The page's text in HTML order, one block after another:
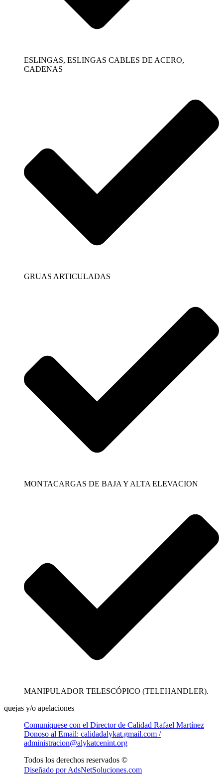
ESLINGAS, ESLINGAS CABLES DE ACERO,
CADENAS
GRUAS ARTICULADAS
MONTACARGAS DE BAJA Y ALTA ELEVACION
MANIPULADOR TELESCÓPICO (TELEHANDLER).
quejas y/o apelaciones
Comuniquese con el Director de Calidad Rafael Martínez
Donoso al Email: calidadalykat.gmail.com /
administracion@alykatcenint.org
Todos los derechos reservados ©
Diseñado por AdsNetSoluciones.com